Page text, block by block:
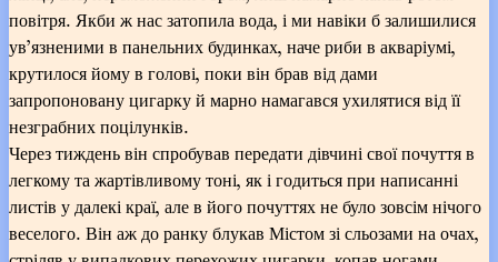
повітря. Якби ж нас затопила вода, і ми навіки б залишилися
ув’язненими в панельних будинках, наче риби в акваріумі,
крутилося йому в голові, поки він брав від дами
запропоновану цигарку й марно намагався ухилятися від її
незграбних поцілунків.
Через тиждень він спробував передати дівчині свої почуття в
легкому та жартівливому тоні, як і годиться при написанні
листів у далекі краї, але в його почуттях не було зовсім нічого
веселого. Він аж до ранку блукав Містом зі сльозами на очах,